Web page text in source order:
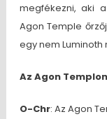
megfékezni, aki
Agon Temple
egy nem
Az Agon
O-Chr: Az Agon